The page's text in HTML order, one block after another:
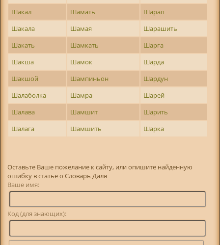
Шакал
Шамать
Шарап
Шакала
Шамая
Шарашить
Шакать
Шамкать
Шарга
Шакша
Шамок
Шарда
Шакшой
Шампиньон
Шардун
Шалаболка
Шамра
Шарей
Шалава
Шамшит
Шарить
Шалага
Шамшить Шарка
Оставьте Ваше пожелание к сайту, или опишите найденную
ошибку в статье о Словарь Даля
Ваше имя:
Код (для знающих):